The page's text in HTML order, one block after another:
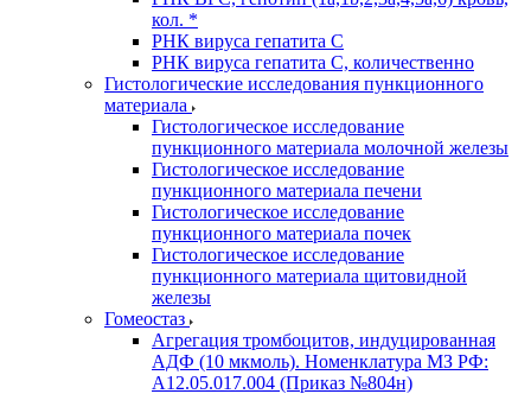
кол. *
РНК вируса гепатита C
РНК вируса гепатита C, количественно
Гистологические исследования пункционного
материала
Гистологическое исследование
пункционного материала молочной железы
Гистологическое исследование
пункционного материала печени
Гистологическое исследование
пункционного материала почек
Гистологическое исследование
пункционного материала щитовидной
железы
Гомеостаз
Агрегация тромбоцитов, индуцированная
АДФ (10 мкмоль). Номенклатура МЗ РФ:
A12.05.017.004 (Приказ №804н)